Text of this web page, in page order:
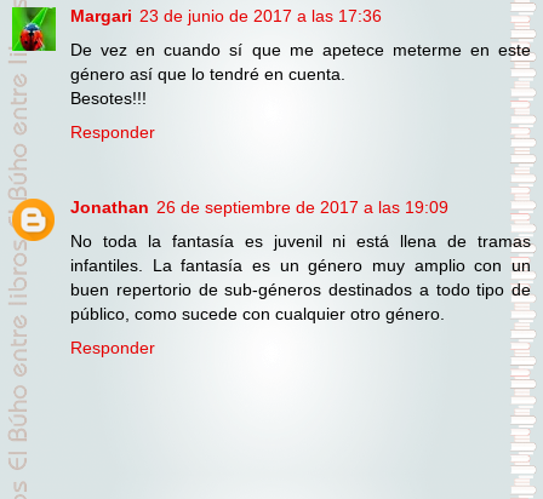
Margari 23 de junio de 2017 a las 17:36
De vez en cuando sí que me apetece meterme en este
género así que lo tendré en cuenta.
Besotes!!!
Responder
Jonathan 26 de septiembre de 2017 a las 19:09
No toda la fantasía es juvenil ni está llena de tramas
infantiles. La fantasía es un género muy amplio con un
buen repertorio de sub-géneros destinados a todo tipo de
público, como sucede con cualquier otro género.
Responder